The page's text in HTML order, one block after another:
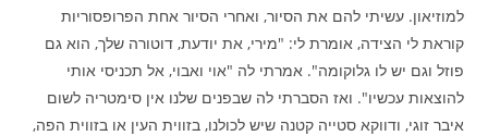
למוזיאון. עשיתי להם את הסיור, ואחרי הסיור אחת הפרופסוריות
קוראת לי הצידה, אומרת לי: "מירי, את יודעת, דוטורה שלך, הוא גם
פוזל וגם יש לו גלוקומה". אמרתי לה "אוי ואבוי, אל תכניסי אותי
להוצאות עכשיו". ואז הסברתי לה שבפנים שלנו אין סימטריה לשום
איבר זוגי, ודווקא סטייה קטנה שיש לכולנו, בזווית העין או בזווית הפה,